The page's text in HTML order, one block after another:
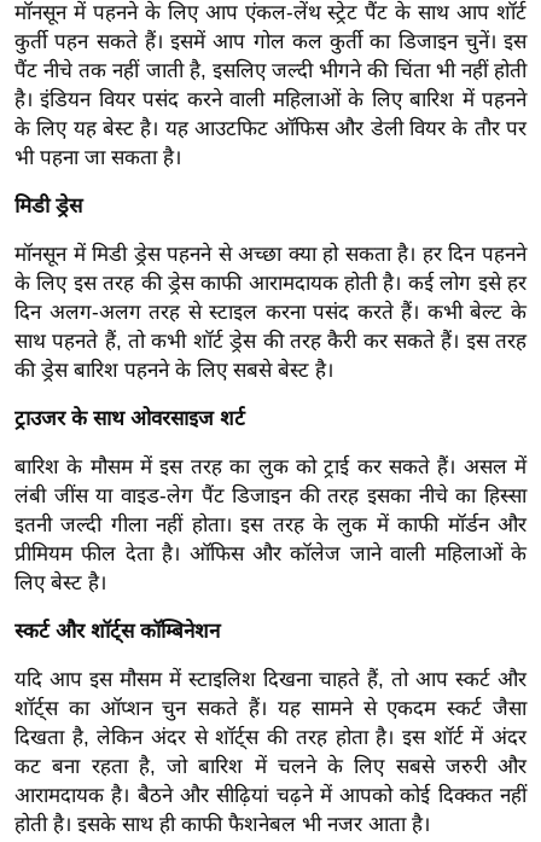
सा
हि
त्य
ज
ग
ऑ
टो
व
र्ल्ड
न्यू
ज
ब्री
म
नो
रं
ज
ज
ग
त
बॉ
ली
वु
ड
मॉनसून में पहनने के लिए आप एंकल-लेंथ स्ट्रेट पैंट के साथ आप शॉर्ट
कुर्ती पहन सकते हैं। इसमें आप गोल कल कुर्ती का डिजाइन चुनें। इस
पैंट नीचे तक नहीं जाती है, इसलिए जल्दी भीगने की चिंता भी नहीं होती
है। इंडियन वियर पसंद करने वाली महिलाओं के लिए बारिश में पहनने
के लिए यह बेस्ट है। यह आउटफिट ऑफिस और डेली वियर के तौर पर
भी पहना जा सकता है।
मिडी ड्रेस
मॉनसून में मिडी ड्रेस पहनने से अच्छा क्या हो सकता है। हर दिन पहनने
के लिए इस तरह की ड्रेस काफी आरामदायक होती है। कई लोग इसे हर
दिन अलग-अलग तरह से स्टाइल करना पसंद करते हैं। कभी बेल्ट के
साथ पहनते हैं, तो कभी शॉर्ट ड्रेस की तरह कैरी कर सकते हैं। इस तरह
की ड्रेस बारिश पहनने के लिए सबसे बेस्ट है।
ट्राउजर के साथ ओवरसाइज शर्ट
बारिश के मौसम में इस तरह का लुक को ट्राई कर सकते हैं। असल में
लंबी जींस या वाइड-लेग पैंट डिजाइन की तरह इसका नीचे का हिस्सा
इतनी जल्दी गीला नहीं होता। इस तरह के लुक में काफी मॉर्डन और
प्रीमियम फील देता है। ऑफिस और कॉलेज जाने वाली महिलाओं के
लिए बेस्ट है।
स्कर्ट और शॉर्ट्स कॉम्बिनेशन
यदि आप इस मौसम में स्टाइलिश दिखना चाहते हैं, तो आप स्कर्ट और
शॉर्ट्स का ऑप्शन चुन सकते हैं। यह सामने से एकदम स्कर्ट जैसा
दिखता है, लेकिन अंदर से शॉर्ट्स की तरह होता है। इस शॉर्ट में अंदर
कट बना रहता है, जो बारिश में चलने के लिए सबसे जरुरी और
आरामदायक है। बैठने और सीढ़ियां चढ़ने में आपको कोई दिक्कत नहीं
होती है। इसके साथ ही काफी फैशनेबल भी नजर आता है।